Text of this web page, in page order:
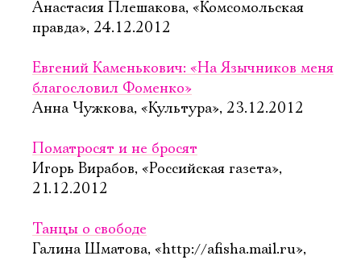
Анастасия Плешакова, «Комсомольская
правда», 24.12.2012
Евгений Каменькович: «На Язычников меня
благословил Фоменко»
Анна Чужкова, «Культура», 23.12.2012
Поматросят и не бросят
Игорь Вирабов, «Российская газета»,
21.12.2012
Танцы о свободе
Галина Шматова, «http://afisha.mail.ru»,